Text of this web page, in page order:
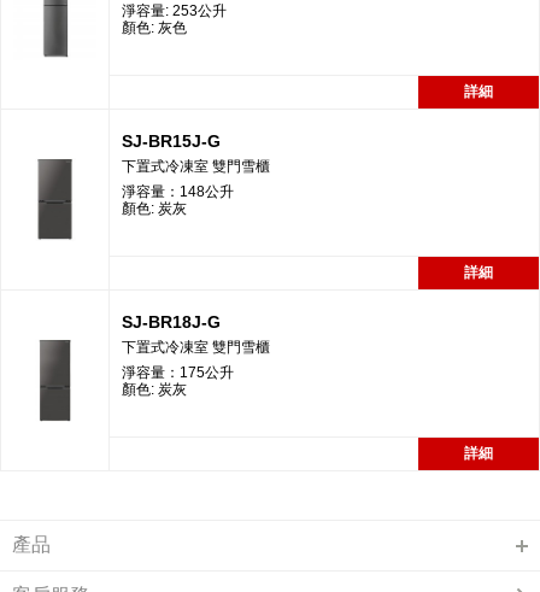
淨容量: 253公升
顏色: 灰色
詳細
SJ-BR15J-G
下置式冷凍室 雙門雪櫃
淨容量：148公升
顏色: 炭灰
詳細
SJ-BR18J-G
下置式冷凍室 雙門雪櫃
淨容量：175公升
顏色: 炭灰
詳細
產品